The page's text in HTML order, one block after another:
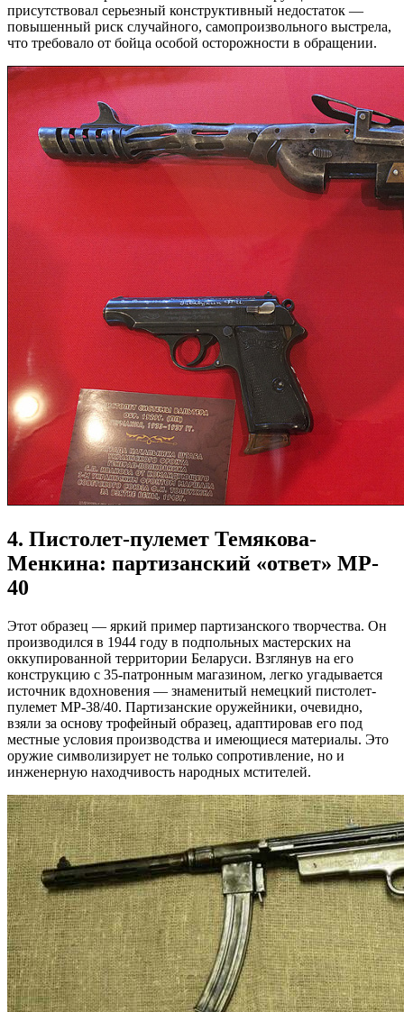
присутствовал серьезный конструктивный недостаток —
повышенный риск случайного, самопроизвольного выстрела,
что требовало от бойца особой осторожности в обращении.
4. Пистолет-пулемет Темякова-
Менкина: партизанский «ответ» MP-
40
Этот образец — яркий пример партизанского творчества. Он
производился в 1944 году в подпольных мастерских на
оккупированной территории Беларуси. Взглянув на его
конструкцию с 35-патронным магазином, легко угадывается
источник вдохновения — знаменитый немецкий пистолет-
пулемет MP-38/40. Партизанские оружейники, очевидно,
взяли за основу трофейный образец, адаптировав его под
местные условия производства и имеющиеся материалы. Это
оружие символизирует не только сопротивление, но и
инженерную находчивость народных мстителей.